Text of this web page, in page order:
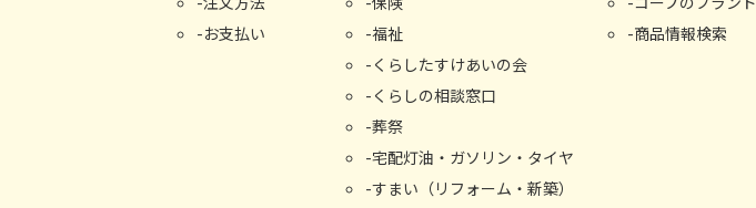
お支払い
福祉
くらしたすけあいの会
くらしの相談窓⼝
葬祭
宅配灯油・ガソリン・タイヤ
すまい（リフォーム・新築）
商品情報検索